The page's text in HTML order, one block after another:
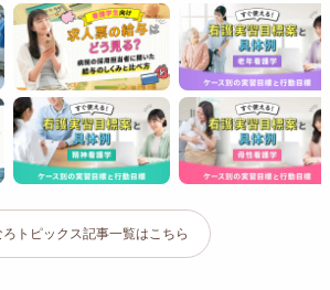
ろトピックス記事一覧はこちら